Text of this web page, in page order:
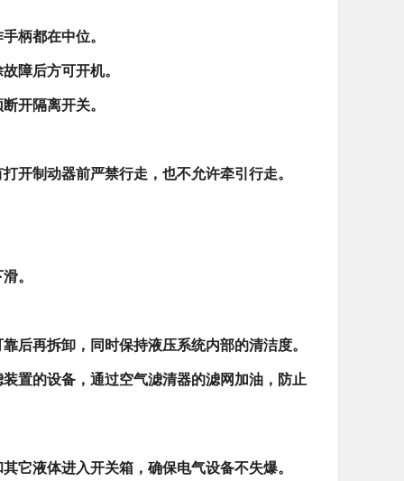
柄都在中位。
障后方可开机。
开隔离开关。
开制动器前严禁行走，也不允许牵引行走。
。
再拆卸，同时保持液压系统内部的清洁度。
置的设备，通过空气滤清器的滤网加油，防止
它液体进入开关箱，确保电气设备不失爆。